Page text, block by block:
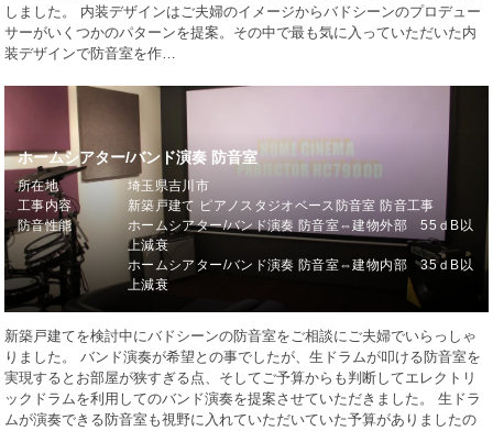
しました。 内装デザインはご夫婦のイメージからバドシーンのプロデュー
サーがいくつかのパターンを提案。その中で最も気に入っていただいた内
装デザインで防音室を作…
ホームシアター/バンド演奏 防音室
所在地
埼玉県吉川市
工事内容
新築戸建て ピアノスタジオベース防音室 防音工事
防音性能
ホームシアター/バンド演奏 防音室⇔建物外部 55ｄB以
上減衰
ホームシアター/バンド演奏 防音室⇔建物内部 35ｄB以
上減衰
新築戸建てを検討中にバドシーンの防音室をご相談にご夫婦でいらっしゃ
りました。 バンド演奏が希望との事でしたが、生ドラムが叩ける防音室を
実現するとお部屋が狭すぎる点、そしてご予算からも判断してエレクトリ
ックドラムを利用してのバンド演奏を提案させていただきました。 生ドラ
ムが演奏できる防音室も視野に入れていただいていた予算がありましたの